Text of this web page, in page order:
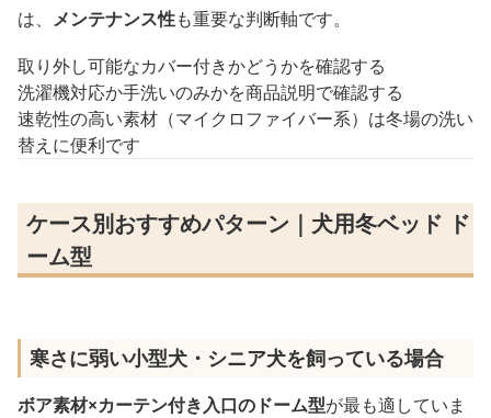
は、 メンテナンス性も重要な判断軸です。
取り外し可能なカバー付きかどうかを確認する
洗濯機対応か手洗いのみかを商品説明で確認する
速乾性の高い素材（マイクロファイバー系）は冬場の洗い
替えに便利です
ケース別おすすめパターン｜犬用冬ベッド ド
ーム型
寒さに弱い小型犬・シニア犬を飼っている場合
ボア素材×カーテン付き入口のドーム型が最も適していま